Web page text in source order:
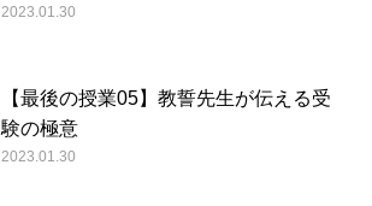
2023.01.30
【最後の授業05】教誓先生が伝える受
験の極意
2023.01.30